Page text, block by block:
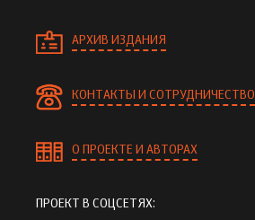
АРХИВ ИЗДАНИЯ
КОНТАКТЫ И СОТРУДНИЧЕСТВО
О ПРОЕКТЕ И АВТОРАХ
ПРОЕКТ В СОЦСЕТЯХ: